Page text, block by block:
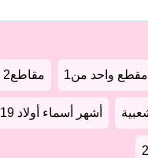
مقطع واحد من1 مقاطع2
أشهر أسماء أولاد 2019